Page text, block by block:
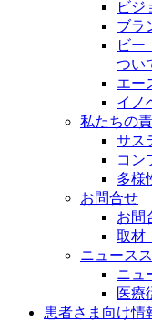
ビジ
ブラ
ビー
つい
エー
イノ
私たちの
サス
コン
多様
お問合せ
お問
取材
ニュース
ニュ
医療
患者さま向け情